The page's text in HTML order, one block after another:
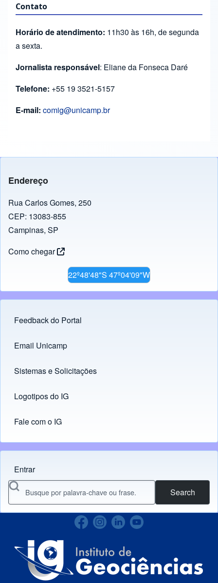
Contato
Horário de atendimento: 11h30 às 16h, de segunda
a sexta.
Jornalista responsável: Eliane da Fonseca Daré
Telefone: +55 19 3521-5157
E-mail: comig@unicamp.br
Endereço
Rua Carlos Gomes, 250
CEP: 13083-855
Campinas, SP
Como chegar
22º48'48"S 47º04'09"W
Footer menu
Feedback do Portal
Links
Email Unicamp
(opens in new tab)
Sistemas e Solicitações
(opens in new tab)
Logotipos do IG
(opens in new tab)
Fale com o IG
Menu do usuário
Entrar
Search